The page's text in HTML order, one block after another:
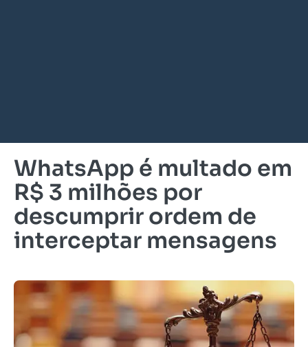
WhatsApp é multado em
R$ 3 milhões por
descumprir ordem de
interceptar mensagens